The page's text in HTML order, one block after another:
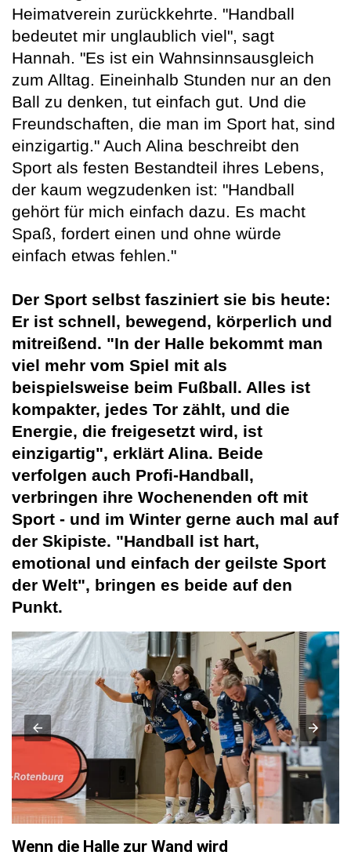
Heimatverein zurückkehrte. "Handball
bedeutet mir unglaublich viel", sagt
Hannah. "Es ist ein Wahnsinnsausgleich
zum Alltag. Eineinhalb Stunden nur an den
Ball zu denken, tut einfach gut. Und die
Freundschaften, die man im Sport hat, sind
einzigartig." Auch Alina beschreibt den
Sport als festen Bestandteil ihres Lebens,
der kaum wegzudenken ist: "Handball
gehört für mich einfach dazu. Es macht
Spaß, fordert einen und ohne würde
einfach etwas fehlen."
Der Sport selbst fasziniert sie bis heute:
Er ist schnell, bewegend, körperlich und
mitreißend. "In der Halle bekommt man
viel mehr vom Spiel mit als
beispielsweise beim Fußball. Alles ist
kompakter, jedes Tor zählt, und die
Energie, die freigesetzt wird, ist
einzigartig", erklärt Alina. Beide
verfolgen auch Profi-Handball,
verbringen ihre Wochenenden oft mit
Sport - und im Winter gerne auch mal auf
der Skipiste. "Handball ist hart,
emotional und einfach der geilste Sport
der Welt", bringen es beide auf den
Punkt.
Wenn die Halle zur Wand wird